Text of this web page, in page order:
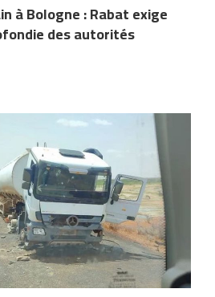
à Bologne : Rabat exige
des autorités